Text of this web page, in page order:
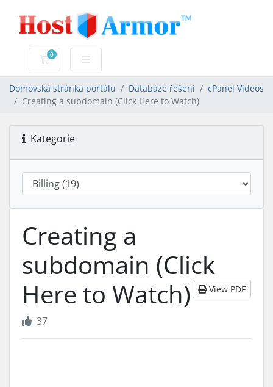
0
Nákupní Košík
Domovská stránka portálu Databáze řešení
cPanel Videos
Creating a subdomain (Click Here to Watch)
Kategorie
Creating a
subdomain (Click
Here to Watch)
View PDF
37